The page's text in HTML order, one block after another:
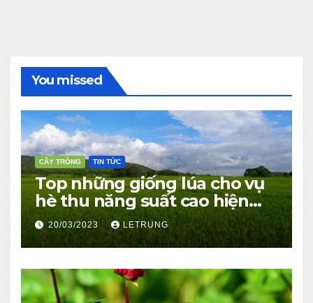
You missed
CÂY TRỒNG TIN TỨC
Top những giống lúa cho vụ
hè thu năng suất cao hiện
nay
20/03/2023 LETRUNG